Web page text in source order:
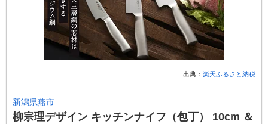
出典： 楽天ふるさと納税
新潟県燕市
柳宗理デザイン キッチンナイフ（包丁） 10cm ＆